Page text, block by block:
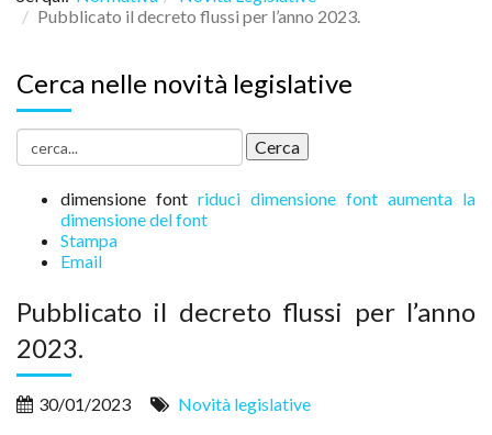
Pubblicato il decreto flussi per l’anno 2023.
Cerca nelle novità legislative
dimensione font riduci dimensione font aumenta la
dimensione del font
Stampa
Email
Pubblicato il decreto flussi per l’anno
2023.
30/01/2023 Novità legislative